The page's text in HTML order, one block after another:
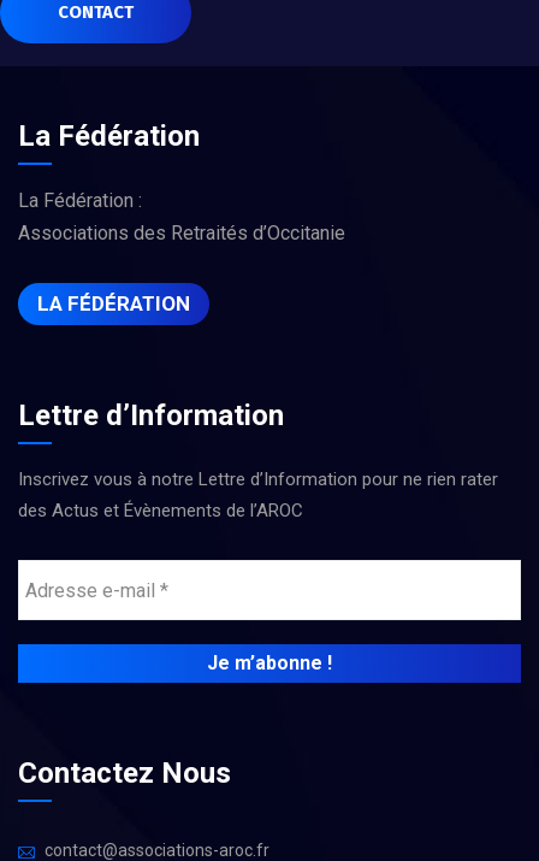
CONTACT
La Fédération
La Fédération :
Associations des Retraités d’Occitanie
LA FÉDÉRATION
Lettre d’Information
Inscrivez vous à notre Lettre d’Information pour ne rien rater
des Actus et Évènements de l’AROC
Contactez Nous
contact@associations-aroc.fr